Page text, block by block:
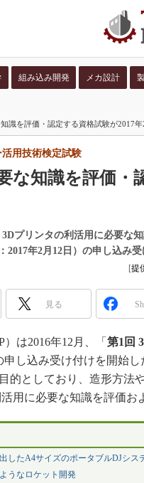
組み込み開発 メカ設計
識を評価・認定する資格試験が2017
な知識を評価・
用技術検定試験
プリンタの利活用に必要な
年2月12日）の申し込み受
[提
見る
は2016年12月、「 第1回
申し込み受け付けを開始
的としており、造形方法
用に必要な知識を評価お
したA4サイズのポータブルDJシス
うなロケット開発